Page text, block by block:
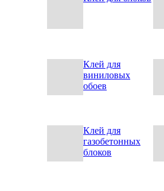
Клей для
виниловых
обоев
Клей для
газобетонных
блоков